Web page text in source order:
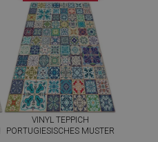
VINYL TEPPICH
PORTUGIESISCHES MUSTER